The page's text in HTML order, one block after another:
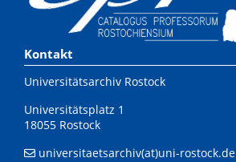
Kontakt
Universitätsarchiv Rostock
Universitätsplatz 1
18055 Rostock
universitaetsarchiv(at)uni-rostock.de